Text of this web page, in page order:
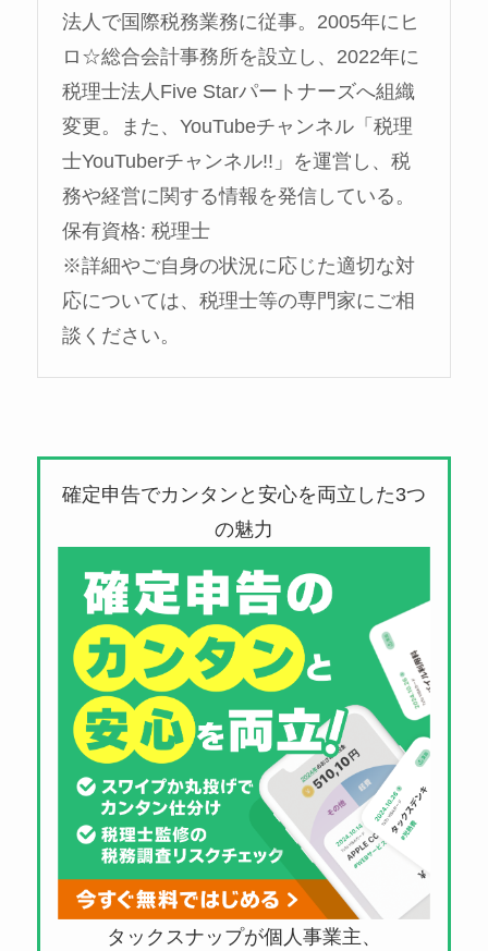
法人で国際税務業務に従事。2005年にヒ
ロ☆総合会計事務所を設立し、2022年に
税理士法人Five Starパートナーズへ組織
変更。また、YouTubeチャンネル「税理
士YouTuberチャンネル!!」を運営し、税
務や経営に関する情報を発信している。
保有資格: 税理士
※詳細やご自身の状況に応じた適切な対
応については、税理士等の専門家にご相
談ください。
確定申告でカンタンと安心を両立した3つ
の魅力
タックスナップが個人事業主、